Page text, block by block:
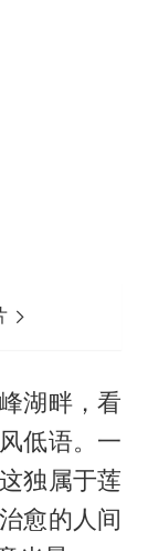
湖畔，看
低语。一
独属于莲
愈的人间